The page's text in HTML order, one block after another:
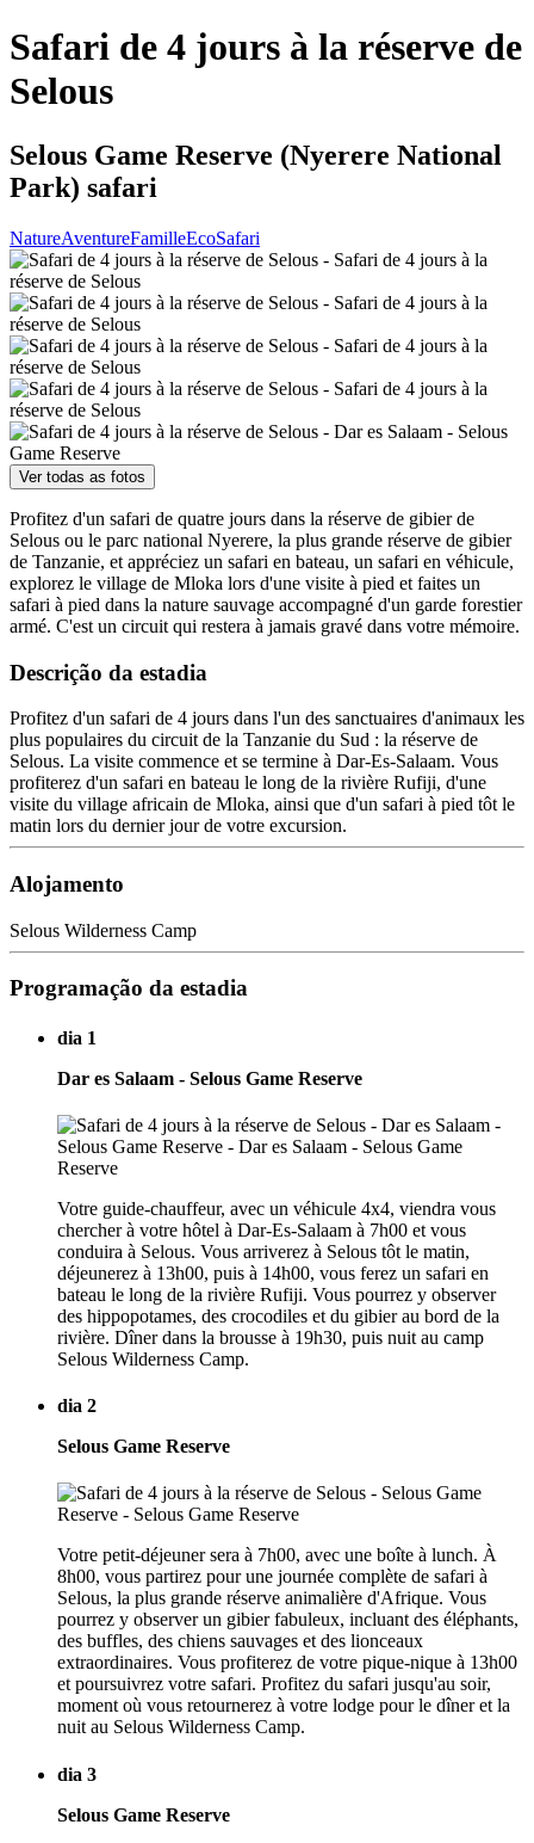
Safari de 4 jours à la réserve de
Selous
Selous Game Reserve (Nyerere National
Park) safari
NatureAventureFamilleEcoSafari
Ver todas as fotos
Profitez d'un safari de quatre jours dans la réserve de gibier de
Selous ou le parc national Nyerere, la plus grande réserve de gibier
de Tanzanie, et appréciez un safari en bateau, un safari en véhicule,
explorez le village de Mloka lors d'une visite à pied et faites un
safari à pied dans la nature sauvage accompagné d'un garde forestier
armé. C'est un circuit qui restera à jamais gravé dans votre mémoire.
Descrição da estadia
Profitez d'un safari de 4 jours dans l'un des sanctuaires d'animaux les
plus populaires du circuit de la Tanzanie du Sud : la réserve de
Selous. La visite commence et se termine à Dar-Es-Salaam. Vous
profiterez d'un safari en bateau le long de la rivière Rufiji, d'une
visite du village africain de Mloka, ainsi que d'un safari à pied tôt le
matin lors du dernier jour de votre excursion.
Alojamento
Selous Wilderness Camp
Programação da estadia
dia 1
Dar es Salaam - Selous Game Reserve
Votre guide-chauffeur, avec un véhicule 4x4, viendra vous
chercher à votre hôtel à Dar-Es-Salaam à 7h00 et vous
conduira à Selous. Vous arriverez à Selous tôt le matin,
déjeunerez à 13h00, puis à 14h00, vous ferez un safari en
bateau le long de la rivière Rufiji. Vous pourrez y observer
des hippopotames, des crocodiles et du gibier au bord de la
rivière. Dîner dans la brousse à 19h30, puis nuit au camp
Selous Wilderness Camp.
dia 2
Selous Game Reserve
Votre petit-déjeuner sera à 7h00, avec une boîte à lunch. À
8h00, vous partirez pour une journée complète de safari à
Selous, la plus grande réserve animalière d'Afrique. Vous
pourrez y observer un gibier fabuleux, incluant des éléphants,
des buffles, des chiens sauvages et des lionceaux
extraordinaires. Vous profiterez de votre pique-nique à 13h00
et poursuivrez votre safari. Profitez du safari jusqu'au soir,
moment où vous retournerez à votre lodge pour le dîner et la
nuit au Selous Wilderness Camp.
dia 3
Selous Game Reserve